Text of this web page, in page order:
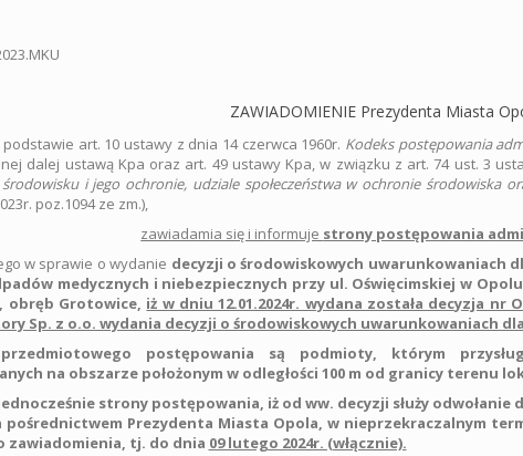
ZAWIADOMIENIE Prezydenta Miasta
podstawie art. 10 ustawy z dnia 14 czerwca 1960r. Kodeks postępowania
dalej ustawą Kpa oraz art. 49 ustawy Kpa, w związku z art. 74 ust. 3
i jego ochronie, udziale społeczeństwa w ochronie środowiska
poz.1094 ze zm.),
zawiadamia się i informuje strony postępowania
w sprawie o wydanie decyzji o środowiskowych uwarunkowaniach
medycznych i niebezpiecznych przy ul. Oświęcimskiej w
obręb Grotowice, iż w dniu 12.01.2024r. wydana została decyzja nr
Sp. z o.o. wydania decyzji o środowiskowych uwarunkowaniach
postępowania są podmioty, którym
na obszarze położonym w odległości 100 m od granicy terenu
strony postępowania, iż od ww. decyzji służy odwołanie
pośrednictwem Prezydenta Miasta Opola, w nieprzekraczalnym
zawiadomienia, tj. do dnia 09 lutego 2024r. (włącznie).